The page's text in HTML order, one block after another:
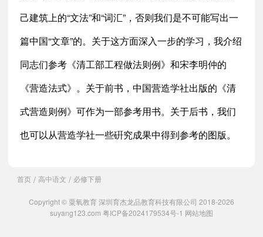
己建筑上的“文法”和“词汇”，否则我们是不可能写出一
篇中国“文章”的。关于这方面深入一步的学习，我介绍
同志们参考《清工部工程做法则例》和宋李明仲的
《营造法式》。关于前书，中国营造学社出版的《清
式营造则例》可作为一部参考用书。关于后书，我们
也可以从营造学社一些硏究成果中得到参考的图版。
首页 / 高中语文 / 必修下册
Copyright © 粟氧教育 深圳育杰龙品教育科技有限公司 2018-2026
suyang123.com 粤ICP备2024179534号-1 网站地图